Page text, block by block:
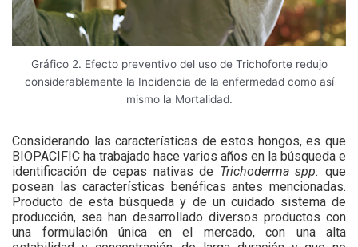
Gráfico 2. Efecto preventivo del uso de Trichoforte redujo
considerablemente la Incidencia de la enfermedad como así
mismo la Mortalidad.
Considerando las características de estos hongos, es que
BIOPACIFIC ha trabajado hace varios años en la búsqueda e
identificación de cepas nativas de Trichoderma spp. que
posean las características benéficas antes mencionadas.
Producto de esta búsqueda y de un cuidado sistema de
producción, sea han desarrollado diversos productos con
una formulación única en el mercado, con una alta